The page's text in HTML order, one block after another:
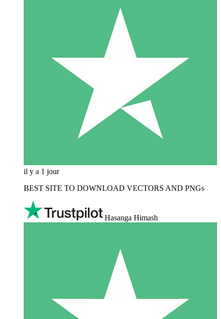
il y a 1 jour
BEST SITE TO DOWNLOAD VECTORS AND PNGs
Hasanga Himash